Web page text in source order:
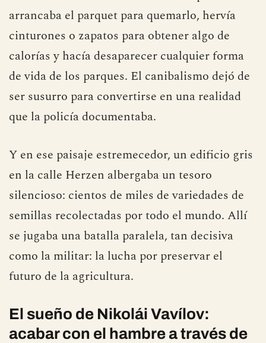
arrancaba el parquet para quemarlo, hervía
cinturones o zapatos para obtener algo de
calorías y hacía desaparecer cualquier forma
de vida de los parques. El canibalismo dejó de
ser susurro para convertirse en una realidad
que la policía documentaba.
Y en ese paisaje estremecedor, un edificio gris
en la calle Herzen albergaba un tesoro
silencioso: cientos de miles de variedades de
semillas recolectadas por todo el mundo. Allí
se jugaba una batalla paralela, tan decisiva
como la militar: la lucha por preservar el
futuro de la agricultura.
El sueño de Nikolái Vavílov:
acabar con el hambre a través de